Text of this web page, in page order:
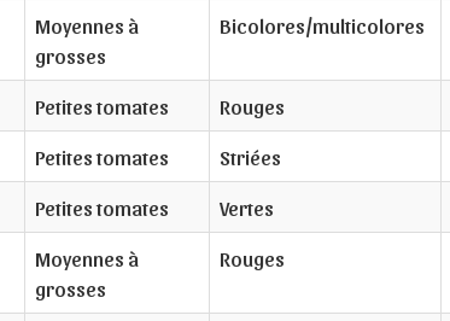
Moyennes à
grosses
Bicolores/multicolores
Petites tomates Rouges
Petites tomates Striées
Petites tomates Vertes
Moyennes à
grosses
Rouges